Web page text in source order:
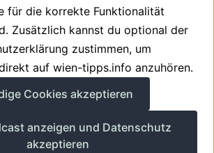
Suchen
Impressum Datenschutz
für die korrekte Funktionalität
Zusätzlich kannst du optional der
zustimmen, um
auf wien-tipps.info anzuhören.
Cookies akzeptieren
anzeigen und Datenschutz
akzeptieren